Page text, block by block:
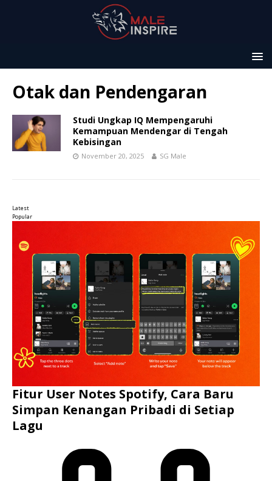
Otak dan Pendengaran
Studi Ungkap IQ Mempengaruhi
Kemampuan Mendengar di Tengah
Kebisingan
November 20, 2025 SG Male
Latest
Popular
Fitur User Notes Spotify, Cara Baru
Simpan Kenangan Pribadi di Setiap
Lagu